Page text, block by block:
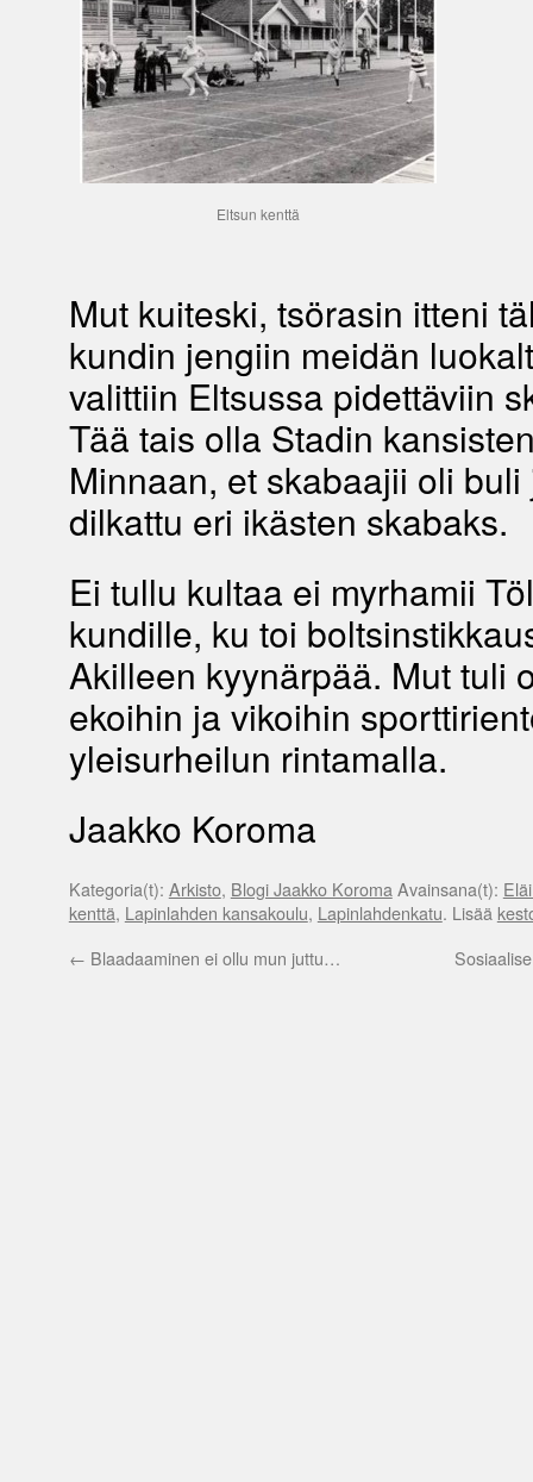
Eltsun kenttä
Mut kuiteski, tsörasin itteni
kundin jengiin meidän
valittiin Eltsussa pidettäviin
Tää tais olla Stadin
Minnaan, et skabaajii oli
dilkattu eri ikästen skabaks.
Ei tullu kultaa ei myrhamii
kundille, ku toi
Akilleen kyynärpää. Mut tuli
ekoihin ja vikoihin
yleisurheilun rintamalla.
Jaakko Koroma
Kategoria(t): Arkisto, Blogi Jaakko Koroma Avainsana(t):
kenttä, Lapinlahden kansakoulu, Lapinlahdenkatu. Lisää
← Blaadaaminen ei ollu mun juttu…